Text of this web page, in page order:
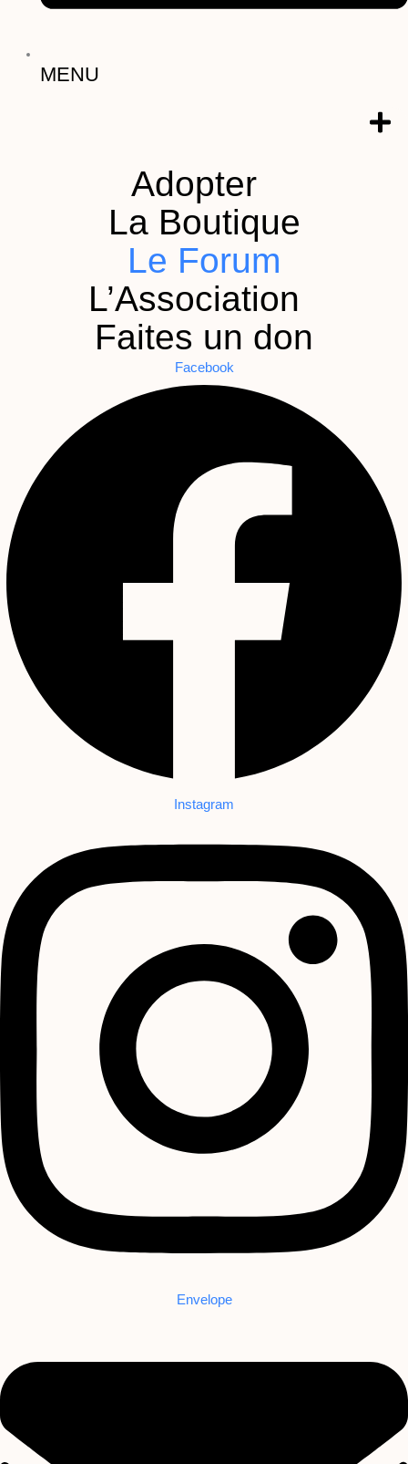
MENU
Adopter
La Boutique
Le Forum
L’Association
Faites un don
Facebook
Instagram
Envelope